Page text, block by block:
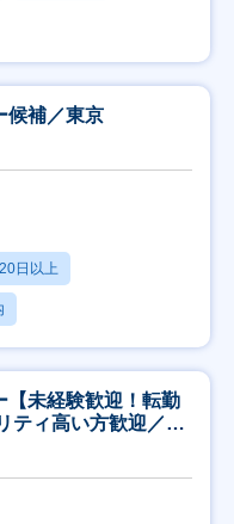
候補／東京
日以上
【未経験歓迎！転勤
ティ高い方歓迎／土